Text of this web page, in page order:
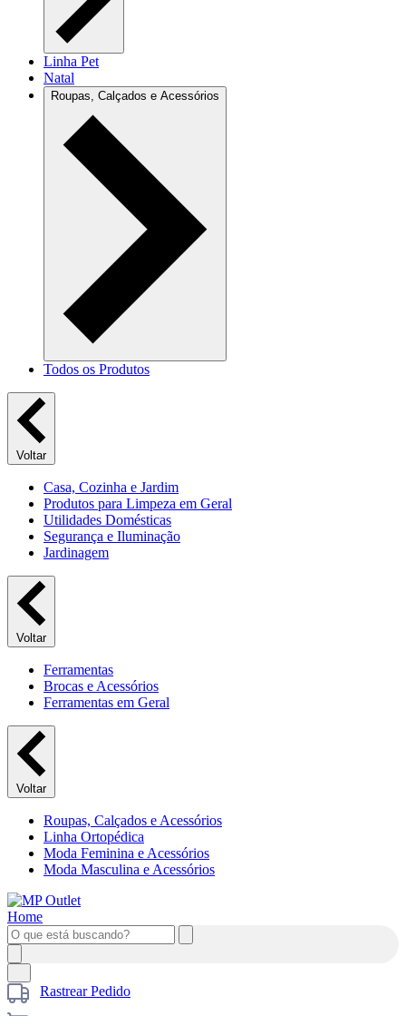
Linha Pet
Natal
Roupas, Calçados e Acessórios
Todos os Produtos
Voltar
Casa, Cozinha e Jardim
Produtos para Limpeza em Geral
Utilidades Domésticas
Segurança e Iluminação
Jardinagem
Voltar
Ferramentas
Brocas e Acessórios
Ferramentas em Geral
Voltar
Roupas, Calçados e Acessórios
Linha Ortopédica
Moda Feminina e Acessórios
Moda Masculina e Acessórios
Rastrear Pedido